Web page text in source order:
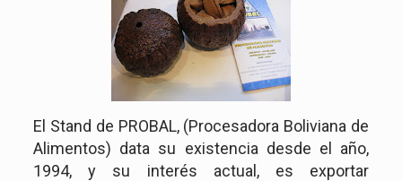
El Stand de PROBAL, (Procesadora Boliviana de
Alimentos) data su existencia desde el año,
1994, y su interés actual, es exportar